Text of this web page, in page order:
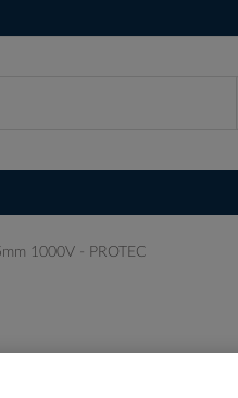
1000V - PROTEC